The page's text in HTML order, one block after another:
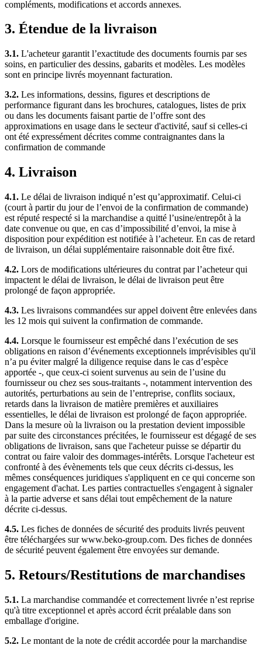
compléments, modifications et accords annexes.
3. Étendue de la livraison
3.1. L'acheteur garantit l’exactitude des documents fournis par ses
soins, en particulier des dessins, gabarits et modèles. Les modèles
sont en principe livrés moyennant facturation.
3.2. Les informations, dessins, figures et descriptions de
performance figurant dans les brochures, catalogues, listes de prix
ou dans les documents faisant partie de l’offre sont des
approximations en usage dans le secteur d'activité, sauf si celles-ci
ont été expressément décrites comme contraignantes dans la
confirmation de commande
4. Livraison
4.1. Le délai de livraison indiqué n’est qu’approximatif. Celui-ci
(court à partir du jour de l’envoi de la confirmation de commande)
est réputé respecté si la marchandise a quitté l’usine/entrepôt à la
date convenue ou que, en cas d’impossibilité d’envoi, la mise à
disposition pour expédition est notifiée à l’acheteur. En cas de retard
de livraison, un délai supplémentaire raisonnable doit être fixé.
4.2. Lors de modifications ultérieures du contrat par l’acheteur qui
impactent le délai de livraison, le délai de livraison peut être
prolongé de façon appropriée.
4.3. Les livraisons commandées sur appel doivent être enlevées dans
les 12 mois qui suivent la confirmation de commande.
4.4. Lorsque le fournisseur est empêché dans l’exécution de ses
obligations en raison d’événements exceptionnels imprévisibles qu'il
n’a pu éviter malgré la diligence requise dans le cas d’espèce
apportée -, que ceux-ci soient survenus au sein de l’usine du
fournisseur ou chez ses sous-traitants -, notamment intervention des
autorités, perturbations au sein de l’entreprise, conflits sociaux,
retards dans la livraison de matière premières et auxiliaires
essentielles, le délai de livraison est prolongé de façon appropriée.
Dans la mesure où la livraison ou la prestation devient impossible
par suite des circonstances précitées, le fournisseur est dégagé de ses
obligations de livraison, sans que l'acheteur puisse se départir du
contrat ou faire valoir des dommages-intérêts. Lorsque l'acheteur est
confronté à des évènements tels que ceux décrits ci-dessus, les
mêmes conséquences juridiques s'appliquent en ce qui concerne son
engagement d'achat. Les parties contractuelles s'engagent à signaler
à la partie adverse et sans délai tout empêchement de la nature
décrite ci-dessus.
4.5. Les fiches de données de sécurité des produits livrés peuvent
être téléchargées sur www.beko-group.com. Des fiches de données
de sécurité peuvent également être envoyées sur demande.
5. Retours/Restitutions de marchandises
5.1. La marchandise commandée et correctement livrée n’est reprise
qu'à titre exceptionnel et après accord écrit préalable dans son
emballage d'origine.
5.2. Le montant de la note de crédit accordée pour la marchandise